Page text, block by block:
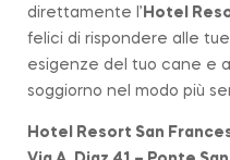
direttamente l’ Hotel
felici di rispondere alle
esigenze del tuo cane e
soggiorno nel modo più
Hotel Resort San